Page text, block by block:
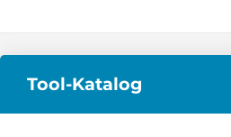
Tool-Katalog